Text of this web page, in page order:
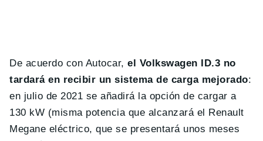
De acuerdo con Autocar,el Volkswagen ID.3 no
tardará en recibir un sistema de carga mejorado:
en julio de 2021 se añadirá la opción de cargar a
130 kW (misma potencia que alcanzará el Renault
Megane eléctrico, que se presentará unos meses